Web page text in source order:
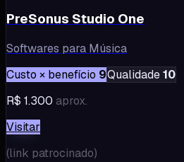
PreSonus Studio One
Softwares para Música
Custo × benefício 9Qualidade10
R$ 1.300 aprox.
Visitar
(link patrocinado)